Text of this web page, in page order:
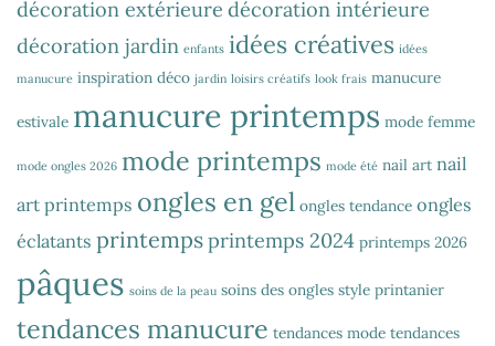
décoration extérieure décoration intérieure
décoration jardin enfants idées créatives idées
manucure inspiration déco jardin loisirs créatifs look frais manucure
estivale manucure printemps mode femme
mode ongles 2026 mode printemps mode été nail art nail
art printemps ongles en gel ongles tendance ongles
éclatants printempsprintemps 2024 printemps 2026
pâques soins de la peau soins des ongles style printanier
tendances manucure tendances mode tendances